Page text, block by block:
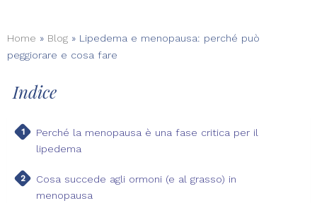
Home » Blog » Lipedema e menopausa: perché può
peggiorare e cosa fare
Indice
Perché la menopausa è una fase critica per il
lipedema
Cosa succede agli ormoni (e al grasso) in
menopausa